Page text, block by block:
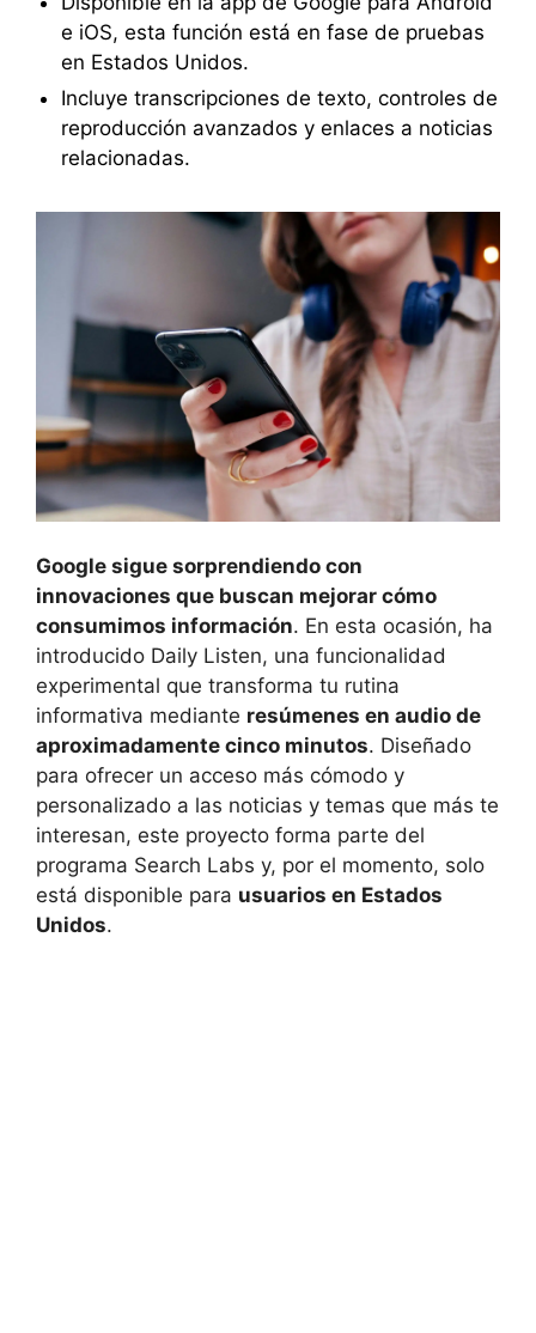
e iOS, esta función está en fase de pruebas
en Estados Unidos.
Incluye transcripciones de texto, controles de
reproducción avanzados y enlaces a noticias
relacionadas.
Google sigue sorprendiendo con
innovaciones que buscan mejorar cómo
consumimos información. En esta ocasión, ha
introducido Daily Listen, una funcionalidad
experimental que transforma tu rutina
informativa mediante resúmenes en audio de
aproximadamente cinco minutos. Diseñado
para ofrecer un acceso más cómodo y
personalizado a las noticias y temas que más te
interesan, este proyecto forma parte del
programa Search Labs y, por el momento, solo
está disponible para usuarios en Estados
Unidos.